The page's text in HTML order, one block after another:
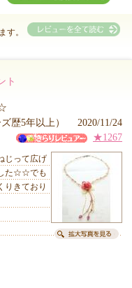
す。
ト
歴5年以上） 2020/11/24
★1267
じって広げ
た☆☆でも
りきており